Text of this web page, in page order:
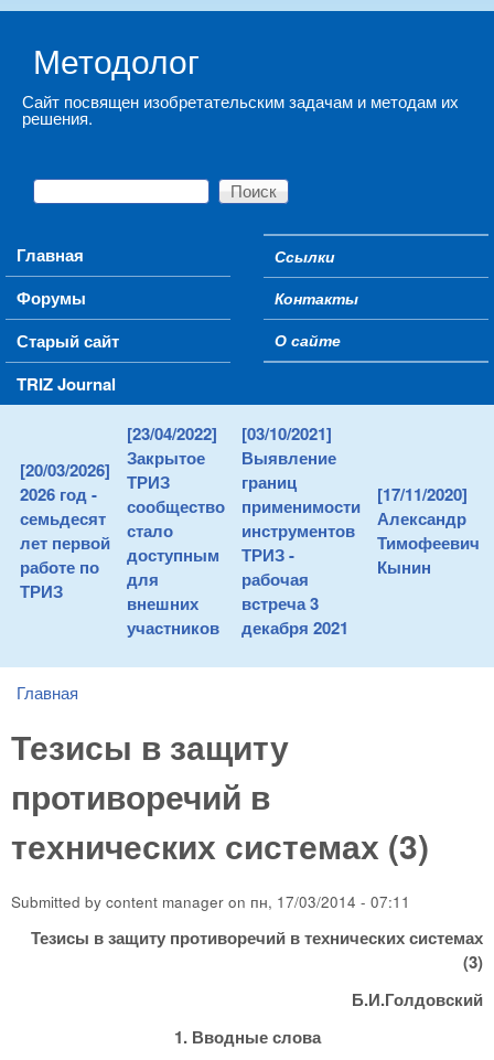
Методолог
Сайт посвящен изобретательским задачам и методам их
решения.
Форма поиска
Поиск
Main menu
Главная
Форумы
Старый сайт
TRIZ Journal
Secondary menu
Ссылки
Контакты
О сайте
[20/03/2026]
2026 год -
семьдесят
лет первой
работе по
ТРИЗ
[23/04/2022]
Закрытое
ТРИЗ
сообщество
стало
доступным
для
внешних
участников
[03/10/2021]
Выявление
границ
применимости
инструментов
ТРИЗ -
рабочая
встреча 3
декабря 2021
[17/11/2020]
Александр
Тимофеевич
Кынин
You are here
Главная
Тезисы в защиту
противоречий в
технических системах (3)
Submitted by content manager on пн, 17/03/2014 - 07:11
Тезисы в защиту противоречий в технических системах
(3)
Б.И.Голдовский
1. Вводные слова